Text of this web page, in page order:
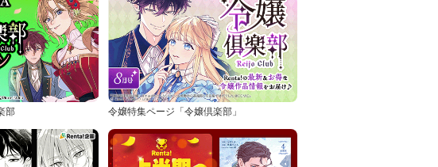
部 令嬢特集ページ「令嬢倶楽部」